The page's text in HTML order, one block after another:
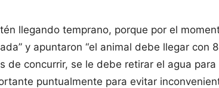
llegando temprano, porque por el
y apuntaron “el animal debe llegar con
de concurrir, se le debe retirar el agua
puntualmente para evitar